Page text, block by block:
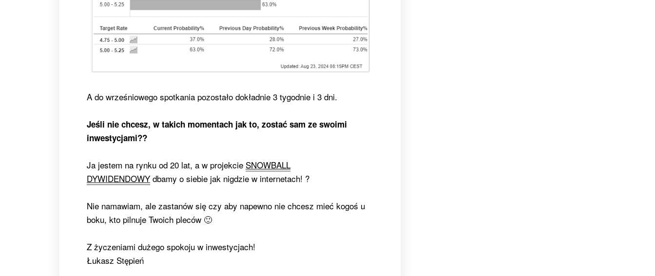
A do wrześniowego spotkania pozostało dokładnie 3 tygodnie i 3 dni.
Jeśli nie chcesz, w takich momentach jak to, zostać sam ze swoimi
inwestycjami??
Ja jestem na rynku od 20 lat, a w projekcie SNOWBALL
DYWIDENDOWY dbamy o siebie jak nigdzie w internetach! ?
Nie namawiam, ale zastanów się czy aby napewno nie chcesz mieć kogoś u
boku, kto pilnuje Twoich pleców 🙂
Z życzeniami dużego spokoju w inwestycjach!
Łukasz Stępień